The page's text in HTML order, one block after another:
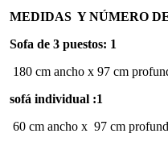
MEDIDAS Y NÚMERO
Sofa de 3 puestos: 1
180 cm ancho x 97 cm
sofá individual :1
60 cm ancho x 97 cm